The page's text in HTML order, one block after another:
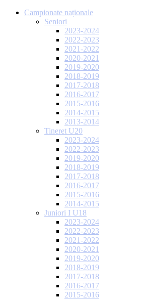
Campionate naționale
Seniori
2023-2024
2022-2023
2021-2022
2020-2021
2019-2020
2018-2019
2017-2018
2016-2017
2015-2016
2014-2015
2013-2014
Tineret U20
2023-2024
2022-2023
2019-2020
2018-2019
2017-2018
2016-2017
2015-2016
2014-2015
Juniori I U18
2023-2024
2022-2023
2021-2022
2020-2021
2019-2020
2018-2019
2017-2018
2016-2017
2015-2016